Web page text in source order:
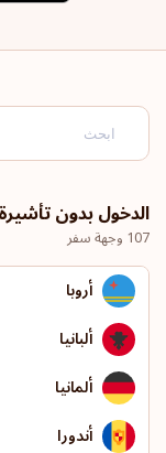
الدخول بدون تأشيرة
107 وجهة سفر
أروبا
ألبانيا
ألمانيا
أندورا